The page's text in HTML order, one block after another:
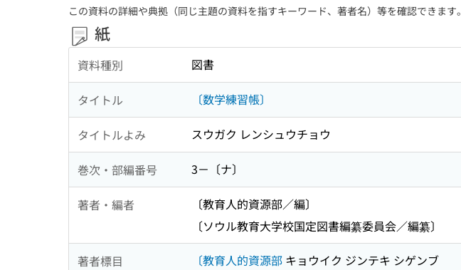
この資料の詳細や典拠（同じ主題の資料を指すキーワード、著者名）等を確認できます。
紙
資料種別 図書
タイトル 〔数学練習帳〕
タイトルよみ スウガク レンシュウチョウ
巻次・部編番号 3－〔ナ〕
著者・編者
〔教育人的資源部／編〕
〔ソウル教育大学校国定図書編纂委員会／編纂〕
著者標目 〔教育人的資源部 キョウイク ジンテキ シゲンブ